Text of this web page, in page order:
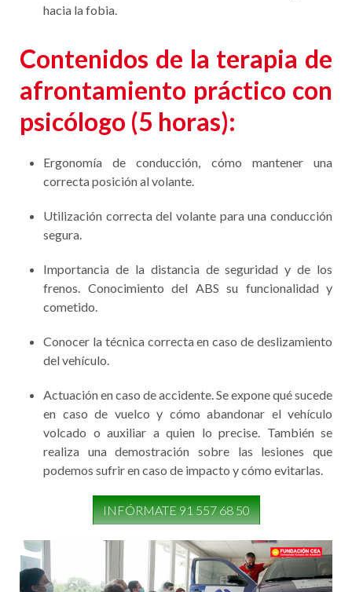
hacia la fobia.
Contenidos de la terapia de
afrontamiento práctico con
psicólogo (5 horas):
Ergonomía de conducción, cómo mantener una
correcta posición al volante.
Utilización correcta del volante para una conducción
segura.
Importancia de la distancia de seguridad y de los
frenos. Conocimiento del ABS su funcionalidad y
cometido.
Conocer la técnica correcta en caso de deslizamiento
del vehículo.
Actuación en caso de accidente. Se expone qué sucede
en caso de vuelco y cómo abandonar el vehículo
volcado o auxiliar a quien lo precise. También se
realiza una demostración sobre las lesiones que
podemos sufrir en caso de impacto y cómo evitarlas.
INFÓRMATE 91 557 68 50